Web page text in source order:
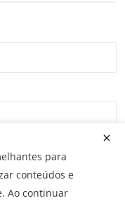
para
conteúdos e
Ao continuar